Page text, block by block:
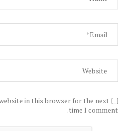
in this browser for the next
time I comment.